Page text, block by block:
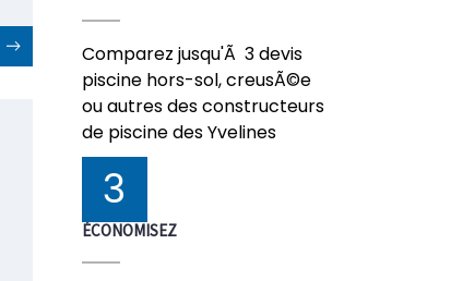
Comparez jusqu'Ã 3 devis
piscine hors-sol, creusÃ©e
ou autres des constructeurs
de piscine des Yvelines
3
ÉCONOMISEZ